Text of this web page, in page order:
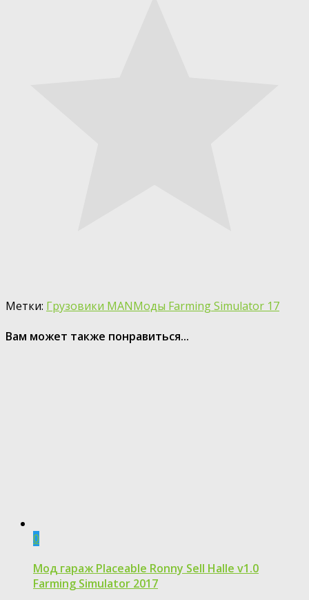
Метки: Грузовики MANМоды Farming Simulator 17
Вам может также понравиться...
0
Мод гараж Placeable Ronny Sell Halle v1.0
Farming Simulator 2017